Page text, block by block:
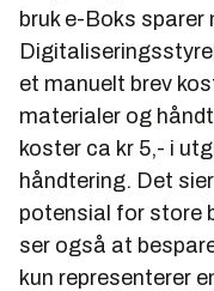
bruk e-Boks
et manuelt brev
materialer og
koster ca kr 5,- i
håndtering. Det
potensial for store
ser også at
kun representerer